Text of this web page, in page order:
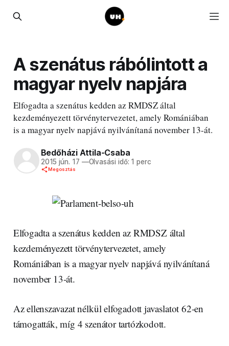
A szenátus rábólintott a
magyar nyelv napjára
Elfogadta a szenátus kedden az RMDSZ által
kezdeményezett törvénytervezetet, amely Romániában
is a magyar nyelv napjává nyilvánítaná november 13-át.
Bedőházi Attila-Csaba
2015 jún. 17 —Olvasási idő: 1 perc
Megosztás
Elfogadta a szenátus kedden az RMDSZ által
kezdeményezett törvénytervezetet, amely
Romániában is a magyar nyelv napjává nyilvánítaná
november 13-át.
Az ellenszavazat nélkül elfogadott javaslatot 62-en
támogatták, míg 4 szenátor tartózkodott.